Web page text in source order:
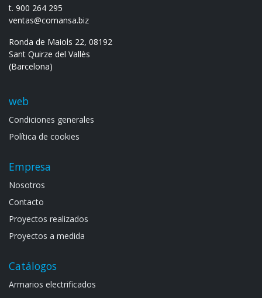
t. 900 264 295
ventas@comansa.biz
Ronda de Maiols 22, 08192
Sant Quirze del Vallès
(Barcelona)
web
Condiciones generales
Política de cookies
Empresa
Noso​tros
Contacto
Proyectos realizados
Proyectos a medida
Catálogos
Armarios electrif​icad​os